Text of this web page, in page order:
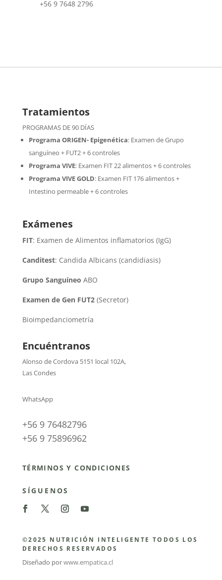
+56 9 7648 2796
Tratamientos
PROGRAMAS DE 90 DÍAS
Programa ORIGEN- Epigenética:Examen de Grupo
sanguíneo + FUT2 + 6 controles
Programa VIVE: Examen FIT 22 alimentos + 6 controles
Programa VIVE GOLD: Examen FIT 176 alimentos +
Intestino permeable + 6 controles
Exámenes
FIT: Examen de Alimentos inflamatorios (IgG)
Canditest: Candida Albicans (candidiasis)
Grupo Sanguíneo ABO
Examen de Gen FUT2(Secretor)
Bioimpedanciometría
Encuéntranos
Alonso de Cordova 5151 local 102A,
Las Condes
WhatsApp
+56 9 76482796
+56 9 75896962
TÉRMINOS Y CONDICIONES
SÍGUENOS
©2025 NUTRICIÓN INTELIGENTE TODOS LOS
DERECHOS RESERVADOS
Diseñado porwww.empatica.cl